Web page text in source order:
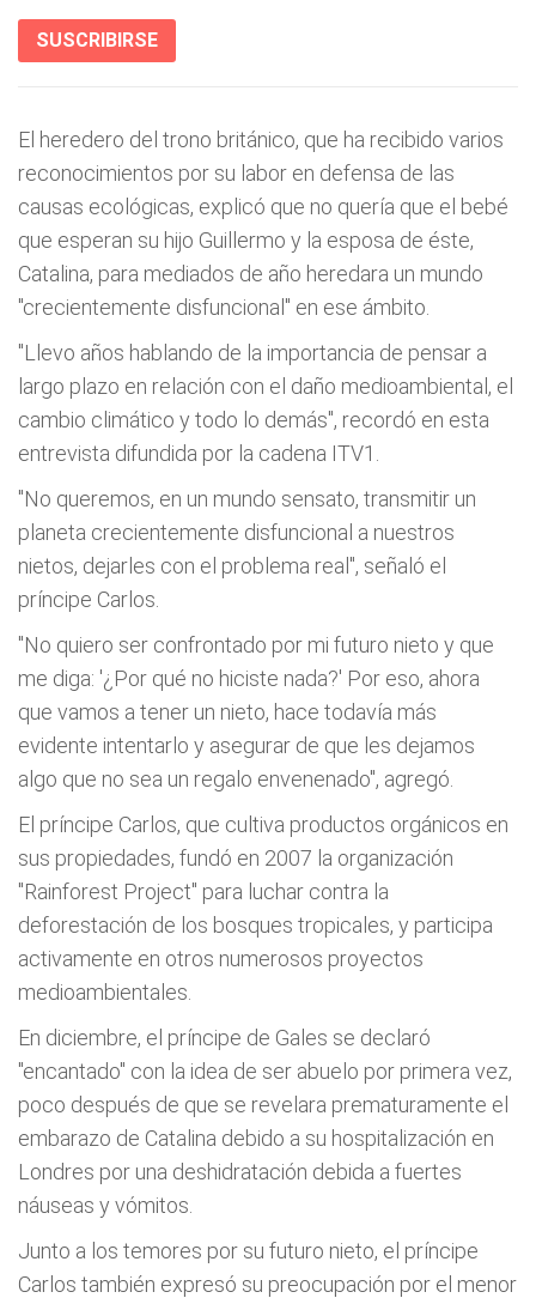
SUSCRIBIRSE
El heredero del trono británico, que ha recibido varios
reconocimientos por su labor en defensa de las
causas ecológicas, explicó que no quería que el bebé
que esperan su hijo Guillermo y la esposa de éste,
Catalina, para mediados de año heredara un mundo
"crecientemente disfuncional" en ese ámbito.
"Llevo años hablando de la importancia de pensar a
largo plazo en relación con el daño medioambiental, el
cambio climático y todo lo demás", recordó en esta
entrevista difundida por la cadena ITV1.
"No queremos, en un mundo sensato, transmitir un
planeta crecientemente disfuncional a nuestros
nietos, dejarles con el problema real", señaló el
príncipe Carlos.
"No quiero ser confrontado por mi futuro nieto y que
me diga: '¿Por qué no hiciste nada?' Por eso, ahora
que vamos a tener un nieto, hace todavía más
evidente intentarlo y asegurar de que les dejamos
algo que no sea un regalo envenenado", agregó.
El príncipe Carlos, que cultiva productos orgánicos en
sus propiedades, fundó en 2007 la organización
"Rainforest Project" para luchar contra la
deforestación de los bosques tropicales, y participa
activamente en otros numerosos proyectos
medioambientales.
En diciembre, el príncipe de Gales se declaró
"encantado" con la idea de ser abuelo por primera vez,
poco después de que se revelara prematuramente el
embarazo de Catalina debido a su hospitalización en
Londres por una deshidratación debida a fuertes
náuseas y vómitos.
Junto a los temores por su futuro nieto, el príncipe
Carlos también expresó su preocupación por el menor